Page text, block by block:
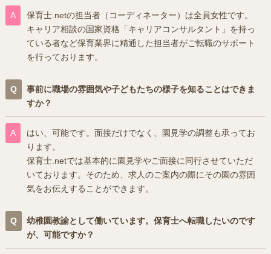
保育士.netの担当者（コーディネーター）は全員女性です。
キャリア相談の国家資格「キャリアコンサルタント」を持っ
ている者など保育業界に精通した担当者がご転職のサポート
を行っております。
事前に職場の雰囲気や子どもたちの様子を知ることはできま
すか？
はい、可能です。面接だけでなく、園見学の調整も承ってお
ります。
保育士.netでは基本的に園見学やご面接に同行させていただ
いております。そのため、求人のご案内の際にその園の雰囲
気をお伝えすることができます。
幼稚園教諭として働いています。保育士へ転職したいのです
が、可能ですか？